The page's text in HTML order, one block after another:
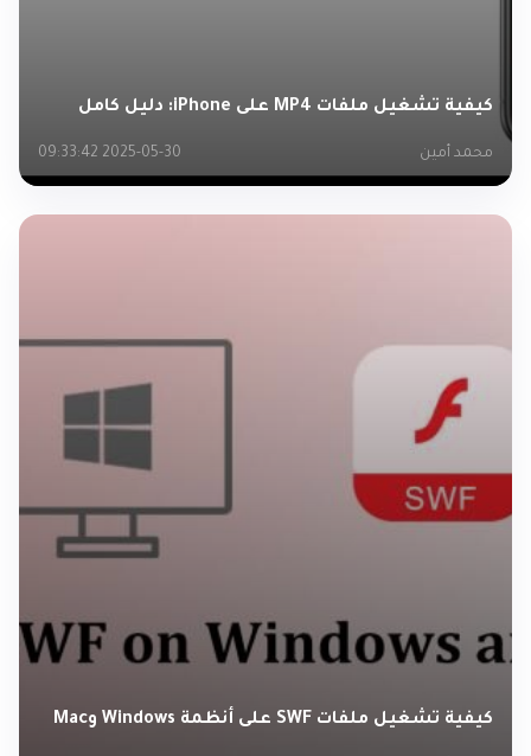
كيفية تشغيل ملفات MP4 على iPhone: دليل كامل
محمد أمين 2025-05-30 09:33:42
كيفية تشغيل ملفات SWF على أنظمة Windows وMac